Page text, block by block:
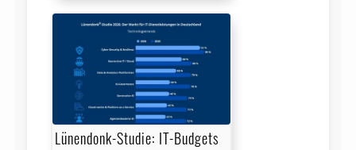
Lünendonk-Studie: IT-Budgets